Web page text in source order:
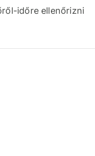
időre ellenőrizni